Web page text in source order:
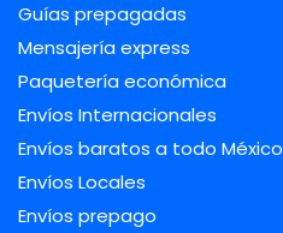
Guías prepagadas
Mensajería express
Paquetería económica
Envíos Internacionales
Envíos baratos a todo México
Envíos Locales
Envíos prepago